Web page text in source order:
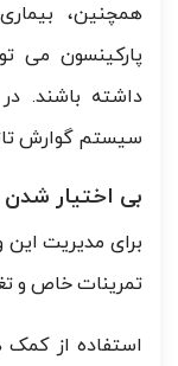
همچنین،
پارکینسون می
داشته باشند.
سیستم گوارش
بی اختیار شدن
برای مدیریت
تمرینات خاص و
استفاده از کمک